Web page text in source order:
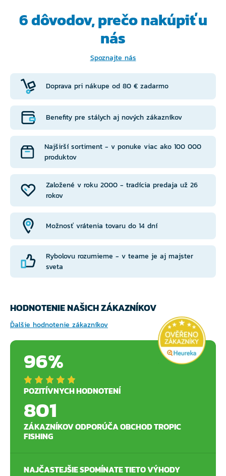
6 dôvodov, prečonakúpiť u
nás
Spoznajte nás
Doprava pri nákupe od 80 € zadarmo
Založené v roku 2000 - tradícia predaja už 26
rokov
Benefity pre stálych aj nových zákazníkov
Možnosť vrátenia tovaru do 14 dní
Najširší sortiment - v ponuke viac ako 100 000
produktov
Rybolovu rozumieme - v teame je aj majster
sveta
HODNOTENIE NAŠICH ZÁKAZNÍKOV
Ďalšie hodnotenie zákazníkov
96%
POZITÍVNYCH HODNOTENÍ
801
ZÁKAZNÍKOV ODPORÚČA OBCHOD TROPIC
FISHING
NAJČASTEJŠIE SPOMÍNATE TIETO VÝHODY